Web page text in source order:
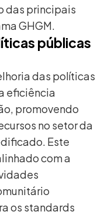
das principais
GHGM.
públicas
das políticas
eficiência
promovendo
no setor da
Este
com a
os standards